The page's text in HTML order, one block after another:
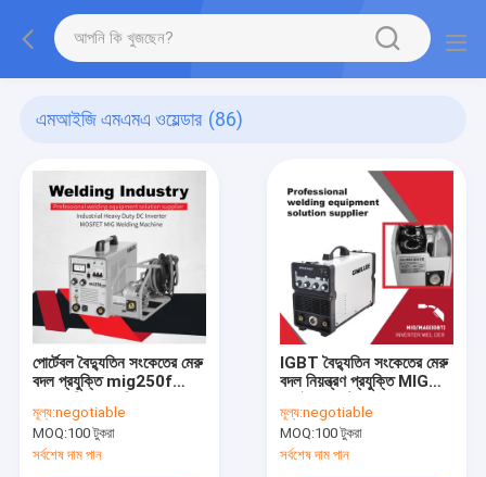
এমআইজি এমএমএ ওয়েল্ডার (86)
পোর্টেবল বৈদ্যুতিন সংকেতের মেরু
বদল প্রযুক্তি mig250f
Co2 ওয়েল্ডিং মেশিন
মূল্য:negotiable
MOQ:100 টুকরা
সর্বশেষ দাম পান
IGBT বৈদ্যুতিন সংকেতের মেরু
বদল নিয়ন্ত্রণ প্রযুক্তি MIG
বৈদ্যুতিন সংকেতের মেরু বদল
ওয়েল্ডার মেশিন 380A 3 ফেজ
মূল্য:negotiable
MOQ:100 টুকরা
সর্বশেষ দাম পান